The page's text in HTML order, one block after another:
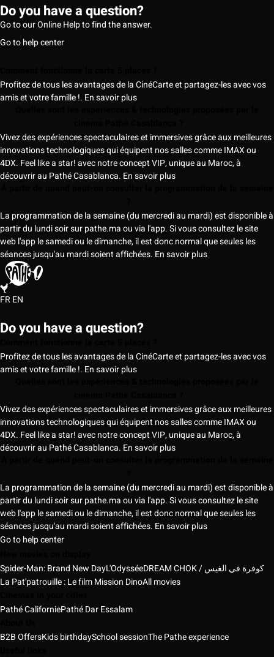
Do you have a question?
Go to our Online Help to find the answer.
Go to help center
Profitez de tous les avantages de la CinéCarte et partagez-les avec vos
amis et votre famille !. En savoir plus
Vivez des expériences spectaculaires et immersives grâce aux meilleures
innovations technologiques qui équipent nos salles comme IMAX ou
4DX. Feel like a star! avec notre concept VIP, unique au Maroc, à
découvrir au Pathé Casablanca. En savoir plus
La programmation de la semaine (du mercredi au mardi) est disponible à
partir du lundi soir sur pathe.ma ou via l'app. Si vous consultez le site
web l'app le samedi ou le dimanche, il est donc normal que seules les
séances jusqu'au mardi soient affichées. En savoir plus
FREN
Do you have a question?
Profitez de tous les avantages de la CinéCarte et partagez-les avec vos
amis et votre famille !. En savoir plus
Vivez des expériences spectaculaires et immersives grâce aux meilleures
innovations technologiques qui équipent nos salles comme IMAX ou
4DX. Feel like a star! avec notre concept VIP, unique au Maroc, à
découvrir au Pathé Casablanca. En savoir plus
La programmation de la semaine (du mercredi au mardi) est disponible à
partir du lundi soir sur pathe.ma ou via l'app. Si vous consultez le site
web l'app le samedi ou le dimanche, il est donc normal que seules les
séances jusqu'au mardi soient affichées. En savoir plus
Go to help center
Spider-Man: Brand New DayL'Odyssée
DREAM CHOK / كوفرة في الغيس
La Pat'patrouille : Le film Mission DinoAll movies
Pathé CaliforniePathé Dar Essalam
B2B OffersKids birthdaySchool sessionThe Pathe experience